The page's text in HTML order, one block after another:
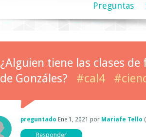
Preguntas
¿Alguien tiene las clases
de Gonzáles?
#cal4
preguntado Ene 1, 2021 por Mariafe Tello (